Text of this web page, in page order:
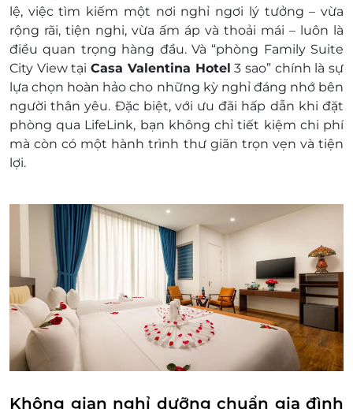
phụ thu 300.000 VNĐ/ bé
Từ 12 tuổi trở lên tính như 1 người lớn
Điều kiện đặt phòng:
Hotline đặt phòng & tư vấn (9h-20h): 1900
2065 / 0934.661.016
Văn phòng HCM: 028.6680 8757 /
0934.661.016
Liên hệ cho LifeLink để kiểm tra tình trạng
Phụ thu:
Cao điểm: (1/10 - 15/12/2025); (01/01 -
02/05/2026); (01/10 - 15/12/2026): 750.000
VNĐ/ phòng/ đêm
Giao mùa:(16/12/2025 - 10/01/2026); (16/12/2026
- 20/02/2027): 950.000 VNĐ/ phòng/ đêm
Quy định nhận trả phòng:
Giờ nhận phòng: 14h00
Giờ trả phòng: 12h00
Áp dụng 01 e-Voucher/e-Coupon cho 02
lệ, việc tìm kiếm một nơi nghỉ ngơi lý tưởng – vừa
rộng rãi, tiện nghi, vừa ấm áp và thoải mái – luôn là
điều quan trọng hàng đầu. Và “phòng Family Suite
City View tạiCasa Valentina Hotel 3 sao” chính là sự
lựa chọn hoàn hảo cho những kỳ nghỉ đáng nhớ bên
người thân yêu. Đặc biệt, với ưu đãi hấp dẫn khi đặt
phòng qua LifeLink, bạn không chỉ tiết kiệm chi phí
mà còn có một hành trình thư giãn trọn vẹn và tiện
lợi.
Không gian nghỉ dưỡng chuẩn gia đình